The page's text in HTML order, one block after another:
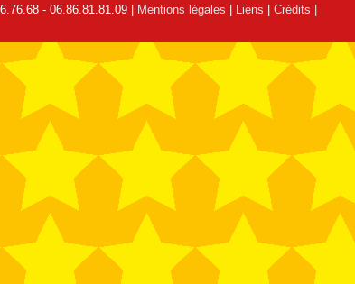
- 06.86.81.81.09 | Mentions légales Liens Crédits |